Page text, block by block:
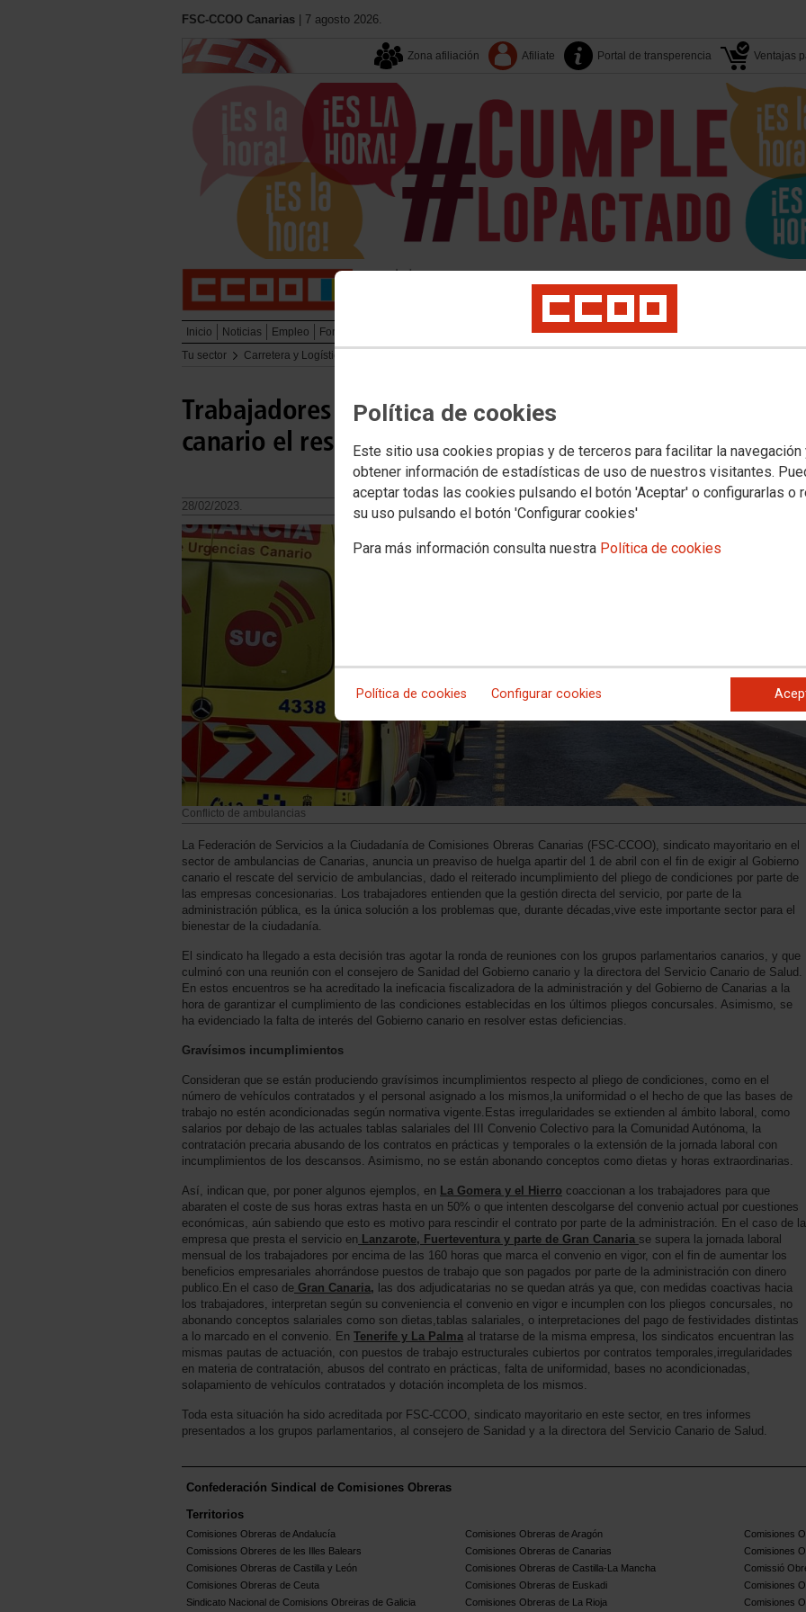
Política de cookies
Este sitio usa cookies propias y de terceros para facilitar la navegación
obtener información de estadísticas de uso de nuestros visitantes.
aceptar todas las cookies pulsando el botón 'Aceptar' o configurarlas o
su uso pulsando el botón 'Configurar cookies'
Para más información consulta nuestra Política de cookies
Política de cookies Configurar cookies
FSC-CCOO Canarias | 7 agosto 2026.
Zona afiliación Afiliate Portal de transperencia Ventajas
Sectores
Inicio Noticias Empleo Formación Políticas Sociales Salud Laboral Medio Ambiente
Tu sector
Carretera y Logística
Trabajadores de ambulancias anuncian huelga para
canario el rescate del servicio de ambulancias
28/02/2023.
Conflicto de ambulancias
La Federación de Servicios a la Ciudadanía de Comisiones Obreras Canarias (FSC-CCOO), sindicato mayoritario en el
sector de ambulancias de Canarias, anuncia un preaviso de huelga apartir del 1 de abril con el fin de exigir al Gobierno
canario el rescate del servicio de ambulancias, dado el reiterado incumplimiento del pliego de condiciones por parte de
las empresas concesionarias. Los trabajadores entienden que la gestión directa del servicio, por parte de la
administración pública, es la única solución a los problemas que, durante décadas,vive este importante sector para el
bienestar de la ciudadanía.
El sindicato ha llegado a esta decisión tras agotar la ronda de reuniones con los grupos parlamentarios canarios, y que
culminó con una reunión con el consejero de Sanidad del Gobierno canario y la directora del Servicio Canario de Salud.
En estos encuentros se ha acreditado la ineficacia fiscalizadora de la administración y del Gobierno de Canarias a la
hora de garantizar el cumplimiento de las condiciones establecidas en los últimos pliegos concursales. Asimismo, se
ha evidenciado la falta de interés del Gobierno canario en resolver estas deficiencias.
Gravísimos incumplimientos
Consideran que se están produciendo gravísimos incumplimientos respecto al pliego de condiciones, como en el
número de vehículos contratados y el personal asignado a los mismos,la uniformidad o el hecho de que las bases de
trabajo no estén acondicionadas según normativa vigente.Estas irregularidades se extienden al ámbito laboral, como
salarios por debajo de las actuales tablas salariales del III Convenio Colectivo para la Comunidad Autónoma, la
contratación precaria abusando de los contratos en prácticas y temporales o la extensión de la jornada laboral con
incumplimientos de los descansos. Asimismo, no se están abonando conceptos como dietas y horas extraordinarias.
Así, indican que, por poner algunos ejemplos, en La Gomera y el Hierro coaccionan a los trabajadores para que
abaraten el coste de sus horas extras hasta en un 50% o que intenten descolgarse del convenio actual por cuestiones
económicas, aún sabiendo que esto es motivo para rescindir el contrato por parte de la administración. En el caso de la
empresa que presta el servicio en Lanzarote, Fuerteventura y parte de Gran Canaria se supera la jornada laboral
mensual de los trabajadores por encima de las 160 horas que marca el convenio en vigor, con el fin de aumentar los
beneficios empresariales ahorrándose puestos de trabajo que son pagados por parte de la administración con dinero
publico.En el caso de Gran Canaria, las dos adjudicatarias no se quedan atrás ya que, con medidas coactivas hacia
los trabajadores, interpretan según su conveniencia el convenio en vigor e incumplen con los pliegos concursales, no
abonando conceptos salariales como son dietas,tablas salariales, o interpretaciones del pago de festividades distintas
a lo marcado en el convenio. En Tenerife y La Palma al tratarse de la misma empresa, los sindicatos encuentran las
mismas pautas de actuación, con puestos de trabajo estructurales cubiertos por contratos temporales,irregularidades
en materia de contratación, abusos del contrato en prácticas, falta de uniformidad, bases no acondicionadas,
solapamiento de vehículos contratados y dotación incompleta de los mismos.
Toda esta situación ha sido acreditada por FSC-CCOO, sindicato mayoritario en este sector, en tres informes
presentados a los grupos parlamentarios, al consejero de Sanidad y a la directora del Servicio Canario de Salud.
Confederación Sindical de Comisiones Obreras
Territorios
Comisiones Obreras de Andalucía Comisiones Obreras de Aragón
Comisiones
Comissions Obreres de les Illes Balears
Comisiones Obreras de Canarias
Comisiones
Comisiones Obreras de Castilla y León
Comisiones Obreras de Castilla-La Mancha
Comissió
Comisiones Obreras de Ceuta
Comisiones Obreras de Euskadi
Comisiones
Sindicato Nacional de Comisions Obreiras de Galicia
Comisiones Obreras de La Rioja Comisiones